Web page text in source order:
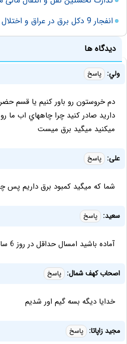
انفجار 9 دکل برق در عراق و اختلال در واردات برق از ایران
دیدگاه ها
ولي: پاسخ
دم خروستون رو باور كنيم يا قسم
داريد صادر كنيد چرا چاههاي اب
ميكنيد ميگيد برق ميست
علی: پاسخ
شما که میگید کمبود برق داریم پس
سعید: پاسخ
آماده باشید امسال حداقل در روز 6 ساعت برق نخواهیم داشت
اصحاب کهف شمال: پاسخ
خدایا دیگه بسه گیم اور شدیم
مجید زاپاتا: پاسخ